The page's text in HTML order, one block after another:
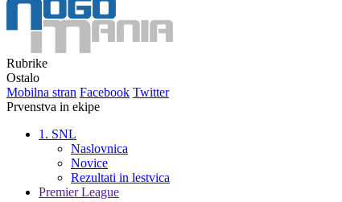
Rubrike
Ostalo
Mobilna stran Facebook Twitter
Prvenstva in ekipe
1. SNL
Naslovnica
Novice
Rezultati in lestvica
Premier League